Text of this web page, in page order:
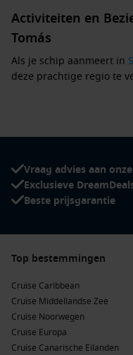
Activiteiten en
Tomás
Als je schip aanmeert in
deze prachtige regio te
Guatemalteekse
Ga naar het strand:De
Blanca, bieden de
zwemmen en
flora en fauna kunt
Bezoek een inheems
culturele tradities van
bezoek te brengen
meer leert over hun
Vraag advies aan
Exclusieve
Beste prijsgarantie
Top bestemmingen
Cruise Caribbean
Cruise Middellandse Zee
Cruise Noorwegen
Cruise Europa
Cruise Canarische Eilanden